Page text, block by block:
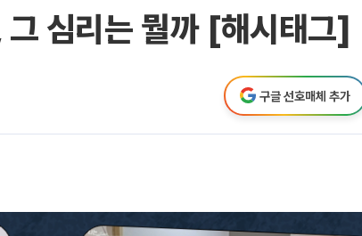
심리는 뭘까 [해시태그]
구글 선호매체 추가